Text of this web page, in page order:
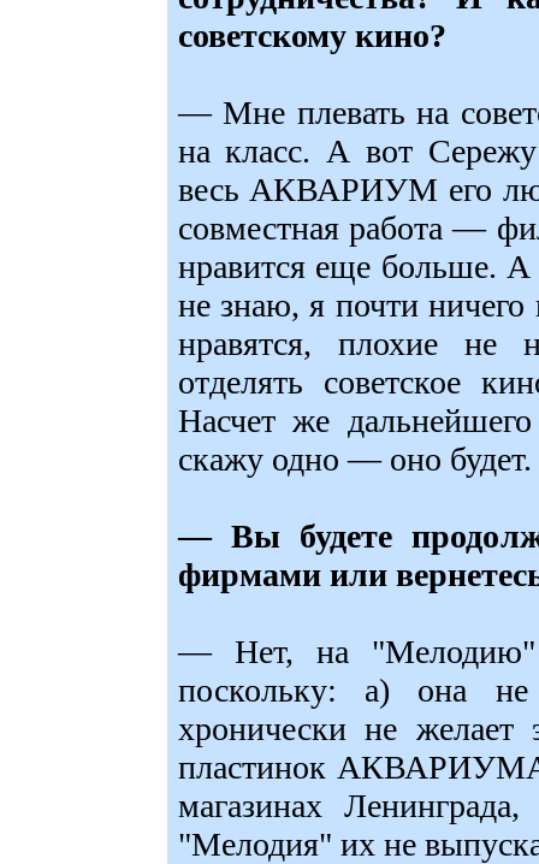
советскому кино?
— Мне плевать на
на класс. А вот
весь АКВАРИУМ его
совместная работа —
нравится еще больше. А
не знаю, я почти
нравятся, плохие
отделять советское
Насчет же
скажу одно — оно будет.
— Вы будете
фирмами или
— Нет, на "Мелодию"
поскольку: а) она
хронически не желает
пластинок
магазинах
"Мелодия" их не